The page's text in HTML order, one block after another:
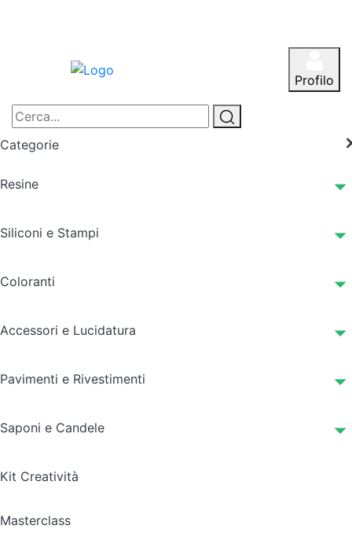
Profilo
Categorie
Resine
Siliconi e Stampi
Coloranti
Accessori e Lucidatura
Pavimenti e Rivestimenti
Saponi e Candele
Kit Creatività
Masterclass